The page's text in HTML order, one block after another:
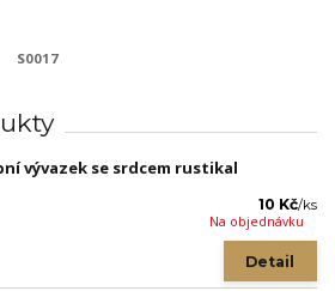
S0017
vývazek se srdcem rustikal
10 Kč/ks
Na objednávku
Detail